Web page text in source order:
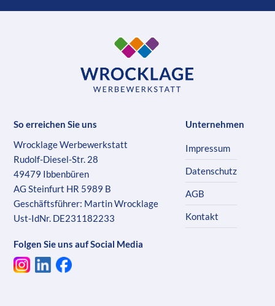
So erreichen Sie uns
Wrocklage Werbewerkstatt
Rudolf-Diesel-Str. 28
49479 Ibbenbüren
AG Steinfurt HR 5989 B
Geschäftsführer: Martin Wrocklage
Ust-IdNr. DE231182233
Folgen Sie uns auf Social Media
Unternehmen
Impressum
Datenschutz
AGB
Kontakt